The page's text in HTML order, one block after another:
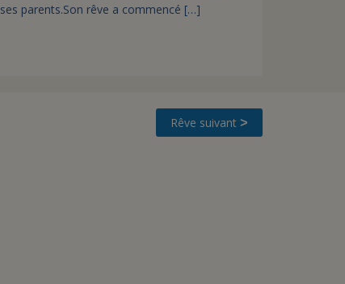
ses parents.Son rêve a commencé […]
Rêve suivant >